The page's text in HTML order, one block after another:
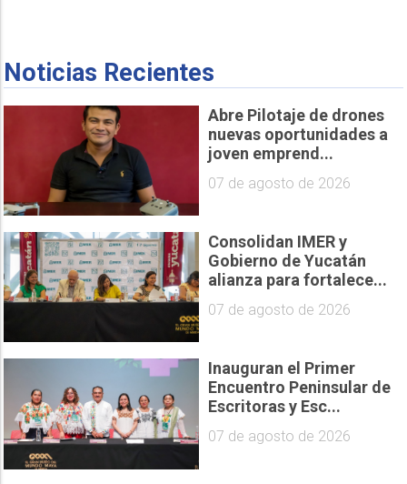
Noticias Recientes
Abre Pilotaje de drones
nuevas oportunidades a
joven emprend...
07 de agosto de 2026
Consolidan IMER y
Gobierno de Yucatán
alianza para fortalece...
07 de agosto de 2026
Inauguran el Primer
Encuentro Peninsular de
Escritoras y Esc...
07 de agosto de 2026